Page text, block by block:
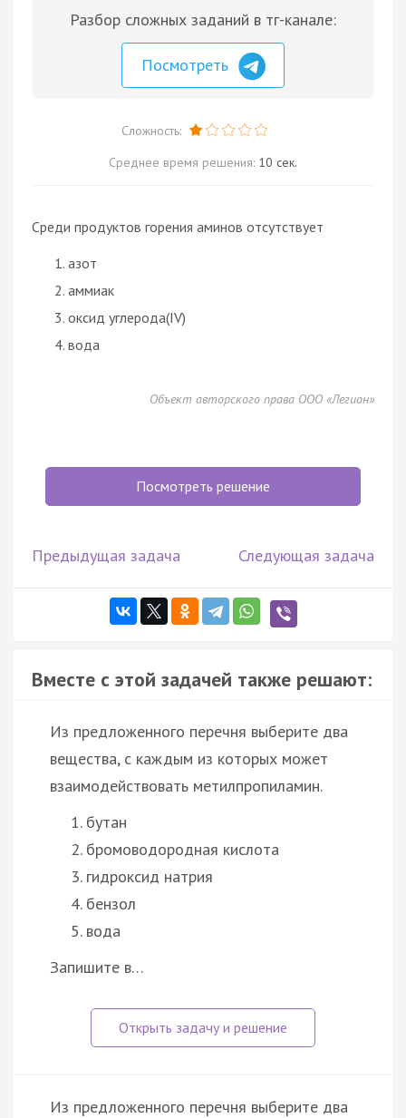
Разбор сложных заданий в тг-канале:
Посмотреть
Сложность:
Среднее время решения: 10 сек.
Среди продуктов горения аминов отсутствует
азот
аммиак
оксид углерода(IV)
вода
Объект авторского права ООО «Легион»
Посмотреть решение
Предыдущая задача Следующая задача
Вместе с этой задачей также решают:
Из предложенного перечня выберите два
вещества, с каждым из которых может
взаимодействовать метилпропиламин.
бутан
бромоводородная кислота
гидроксид натрия
бензол
вода
Запишите в…
Из предложенного перечня выберите два